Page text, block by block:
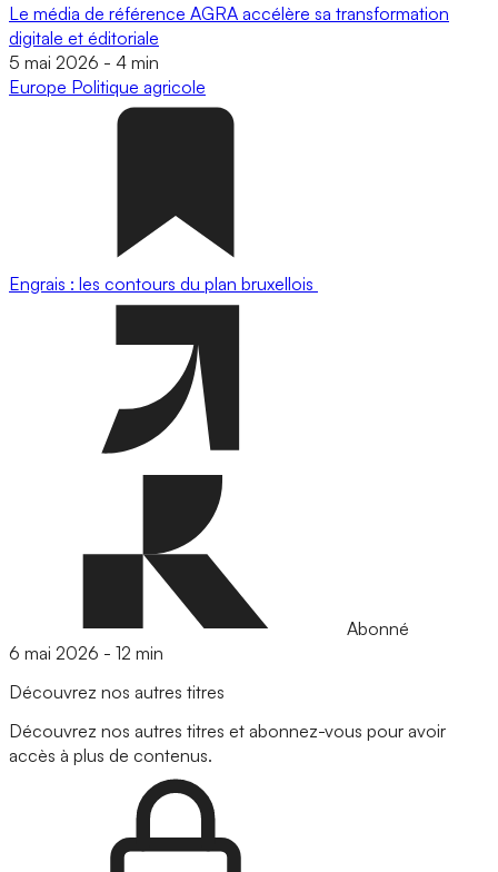
Le média de référence AGRA accélère sa transformation
digitale et éditoriale
5 mai 2026 - 4 min
Europe Politique agricole
Engrais : les contours du plan bruxellois
Abonné
6 mai 2026 - 12 min
Découvrez nos autres titres
Découvrez nos autres titres et abonnez-vous pour avoir
accès à plus de contenus.